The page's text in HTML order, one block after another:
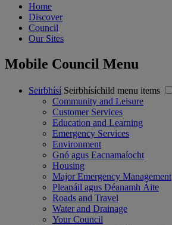
Home
Discover
Council
Our Sites
Mobile Council Menu
Seirbhísí Seirbhísíchild menu items
Community and Leisure
Customer Services
Education and Learning
Emergency Services
Environment
Gnó agus Eacnamaíocht
Housing
Major Emergency Management
Pleanáil agus Déanamh Áite
Roads and Travel
Water and Drainage
Your Council